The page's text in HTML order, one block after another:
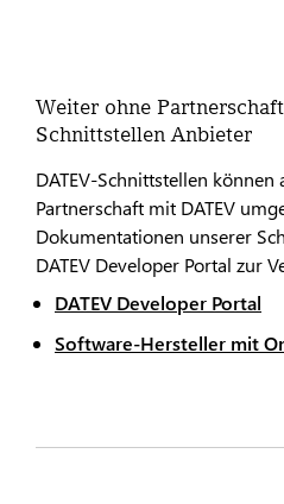
Weiter ohne
Schnittstellen Anbieter
DATEV-Schnittstellen können
Partnerschaft mit DATEV
Dokumentationen unserer
DATEV Developer Portal zur
DATEV Developer Portal
Software-Hersteller mit